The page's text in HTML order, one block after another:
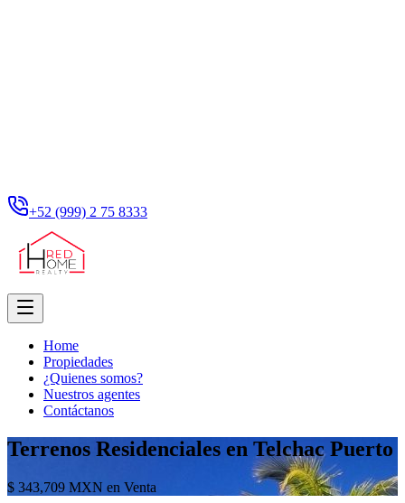
+52 (999) 2 75 8333
Home
Propiedades
¿Quienes somos?
Nuestros agentes
Contáctanos
Terrenos Residenciales en Telchac Puerto
$ 343,709 MXN en Venta